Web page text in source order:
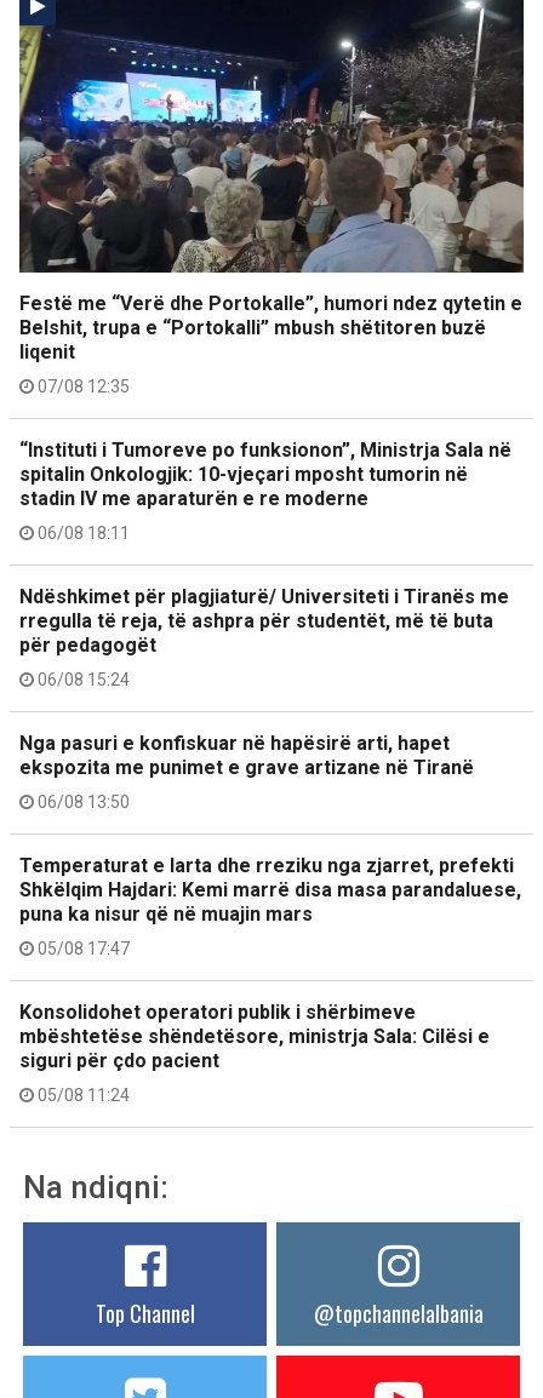
Festë me “Verë dhe Portokalle”, humori ndez qytetin e
Belshit, trupa e “Portokalli” mbush shëtitoren buzë
liqenit
07/08 12:35
“Instituti i Tumoreve po funksionon”, Ministrja Sala në
spitalin Onkologjik: 10-vjeçari mposht tumorin në
stadin IV me aparaturën e re moderne
06/08 18:11
Ndëshkimet për plagjiaturë/ Universiteti i Tiranës me
rregulla të reja, të ashpra për studentët, më të buta
për pedagogët
06/08 15:24
Nga pasuri e konfiskuar në hapësirë arti, hapet
ekspozita me punimet e grave artizane në Tiranë
06/08 13:50
Temperaturat e larta dhe rreziku nga zjarret, prefekti
Shkëlqim Hajdari: Kemi marrë disa masa parandaluese,
puna ka nisur që në muajin mars
05/08 17:47
Konsolidohet operatori publik i shërbimeve
mbështetëse shëndetësore, ministrja Sala: Cilësi e
siguri për çdo pacient
05/08 11:24
Na ndiqni:
Top Channel @topchannelalbania